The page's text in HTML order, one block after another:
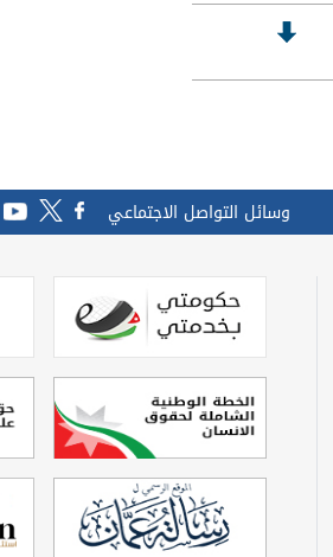
وسائل التواصل الاجتماعي